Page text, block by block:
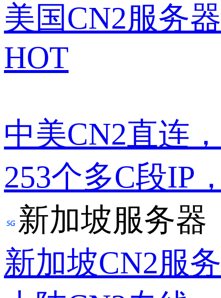
美国CN2服务器
HOT
中美CN2直连
253个多C段IP
新加坡服务器
新加坡CN2服